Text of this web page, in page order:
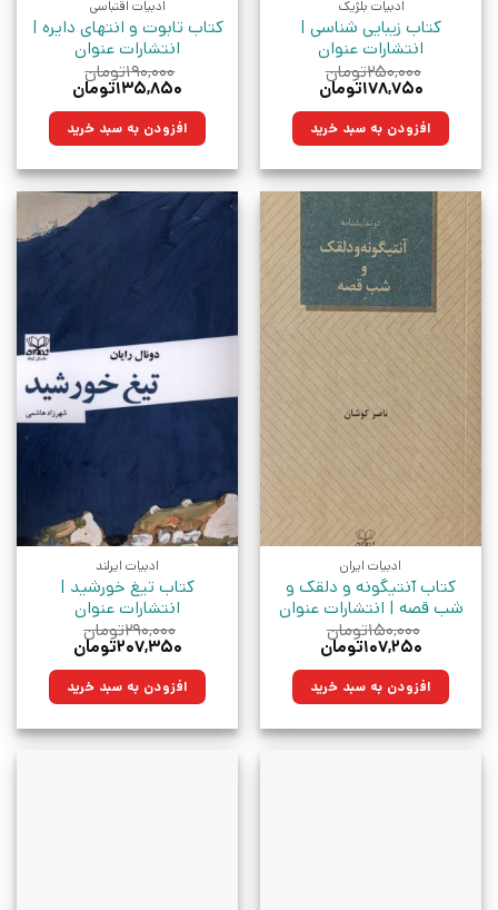
ادبیات بلژیک
کتاب زیبایی شناسی |
انتشارات عنوان
۲۵۰,۰۰۰تومان
قیمت
۲۵۰,۰۰۰تومان
بود.
۱۷۸,۷۵۰تومان
۱۷۸,۷۵۰تومان.افزودن به سبد خرید
ادبیات اقتباسی
کتاب تابوت و انتهای دایره |
انتشارات عنوان
۱۹۰,۰۰۰تومان
قیمت
۱۹۰,۰۰۰تومان
بود.
۱۳۵,۸۵۰تومان
۱۳۵,۸۵۰تومان.افزودن به سبد خرید
ادبیات ایران
کتاب آنتیگونه و دلقک و
شب قصه | انتشارات عنوان
۱۵۰,۰۰۰تومان
قیمت
۱۵۰,۰۰۰تومان
بود.
۱۰۷,۲۵۰تومان
۱۰۷,۲۵۰تومان.افزودن به سبد خرید
ادبیات ایرلند
کتاب تیغ خورشید |
انتشارات عنوان
۲۹۰,۰۰۰تومان
قیمت
۲۹۰,۰۰۰تومان
بود.
۲۰۷,۳۵۰تومان
۲۰۷,۳۵۰تومان.افزودن به سبد خرید